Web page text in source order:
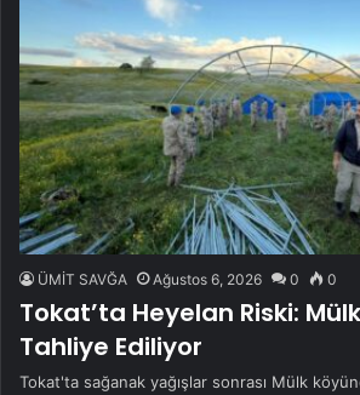
ÜMİT SAVĞA Ağustos 6, 2026 0 0
Tokat’ta Heyelan Riski:
Tahliye Ediliyor
Tokat'ta sağanak yağışlar sonrası Mülk